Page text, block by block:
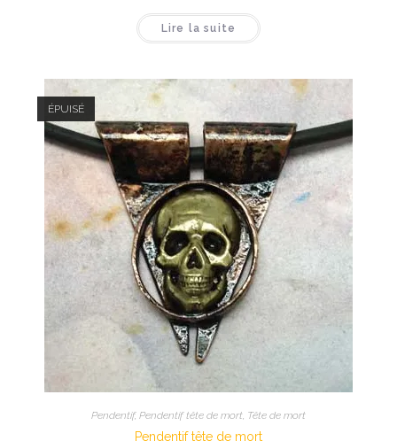
Lire la suite
ÉPUISÉ
Pendentif, Pendentif tête de mort, Tête de mort
Pendentif tête de mort